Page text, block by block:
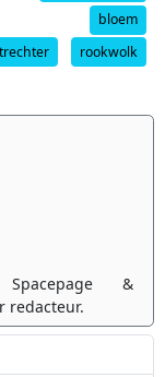
bloem
trechter
rookwolk
&
redacteur.